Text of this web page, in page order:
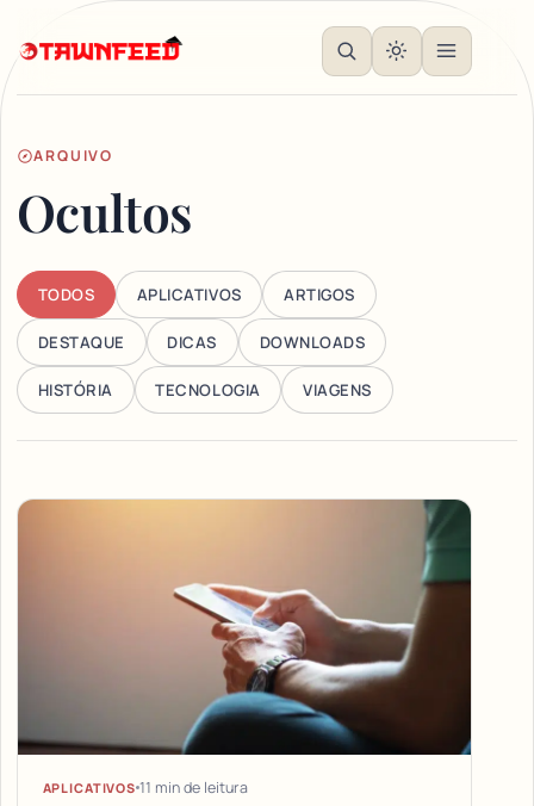
ARQUIVO
Ocultos
TODOS APLICATIVOS ARTIGOS
DESTAQUE DICAS DOWNLOADS
HISTÓRIA TECNOLOGIA VIAGENS
Articles
APLICATIVOS 11 min de leitura